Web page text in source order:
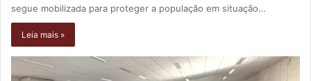
segue mobilizada para proteger a população em situação…
Leia mais »